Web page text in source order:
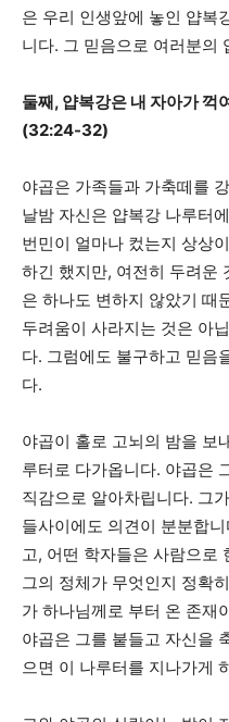
은 우리 인생앞에 놓인 얍복
니다. 그 믿음으로 여러분의
둘째, 얍복강은 내 자아가 꺽
(32:24-32)
야곱은 가족들과 가축떼를
날밤 자신은 얍복강 나루터
번민이 얼마나 컸는지 상상
하긴 했지만, 여전히 두려운
은 하나도 변하지 않았기 때
두려움이 사라지는 것은 아
다. 그럼에도 불구하고 믿음
다.
야곱이 홀로 고뇌의 밤을 보
루터로 다가옵니다. 야곱은
직감으로 알아차립니다. 그
들사이에도 의견이 분분합
고, 어떤 학자들은 사람으로
그의 정체가 무엇인지 정확
가 하나님께로 부터 온 존재
야곱은 그를 붙들고 자신을
으면 이 나루터를 지나가게